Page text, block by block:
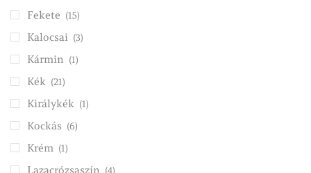
Fekete (15)
Kalocsai (3)
Kármin (1)
Kék (21)
Királykék (1)
Kockás (6)
Krém (1)
Lazacrózsaszín (4)